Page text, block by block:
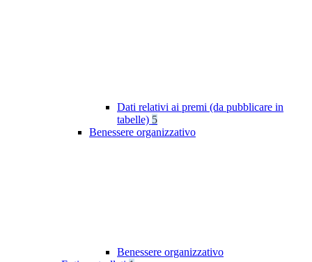
Dati relativi ai premi (da pubblicare in
tabelle) 5
Benessere organizzativo
Benessere organizzativo